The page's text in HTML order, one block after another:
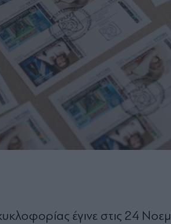
έγινε στις 24